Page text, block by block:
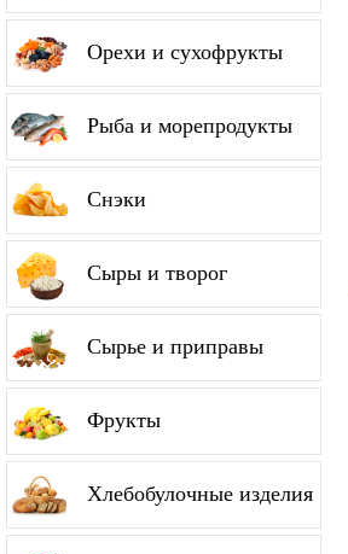
Орехи и сухофрукты
Рыба и морепродукты
Снэки
Сыры и творог
Сырье и приправы
Фрукты
Хлебобулочные изделия